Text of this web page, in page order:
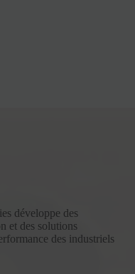
développe des
et des solutions
des industriels